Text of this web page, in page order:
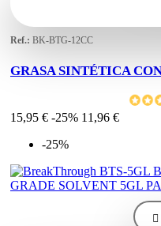
Ref.: BK-BTG-12CC
GRASA SINTÉTICA
15,95 € -25% 11,96 €
-25%
